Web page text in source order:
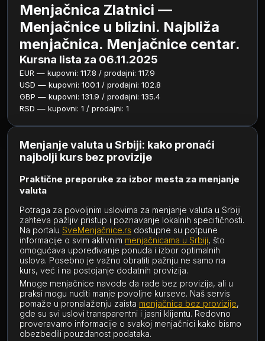
Menjačnica Zlatnici —
Menjačnice u blizini. Najbliža
menjačnica. Menjačnice centar.
Kursna lista za 06.11.2025
EUR — kupovni: 117.8 / prodajni: 117.9
USD — kupovni: 100.1 / prodajni: 102.8
GBP — kupovni: 131.9 / prodajni: 135.4
RSD — kupovni: 1 / prodajni: 1
Menjanje valuta u Srbiji: kako pronaći
najbolji kurs bez provizije
Praktične preporuke za izbor mesta za menjanje
valuta
Potraga za povoljnim uslovima za menjanje valuta u Srbiji
zahteva pažljiv pristup i poznavanje lokalnih specifičnosti.
Na portalu SveMenjačnice.rs dostupne su potpune
informacije o svim aktivnim menjačnicama u Srbiji, što
omogućava upoređivanje ponuda i izbor optimalnih
uslova. Posebno je važno obratiti pažnju ne samo na
kurs, već i na postojanje dodatnih provizija.
Mnoge menjačnice navode da rade bez provizija, ali u
praksi mogu nuditi manje povoljne kurseve. Naš servis
pomaže u pronalaženju zaista menjačnica bez provizije,
gde su svi uslovi transparentni i jasni klijentu. Redovno
proveravamo informacije o svakoj menjačnici kako bismo
obezbedili pouzdanost podataka.